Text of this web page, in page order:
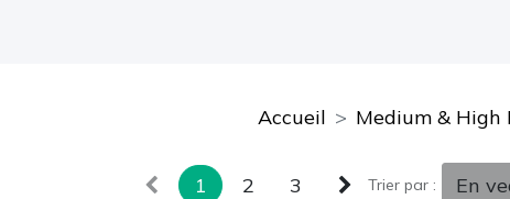
Accueil Medium & High
1 2 3 Trier par : En